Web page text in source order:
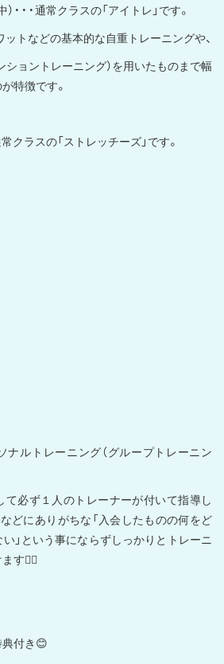
・・・通常クラスの「アイトレ」です。
ットなどの基本的な自重トレーニングや、
ショントレーニング）を用いたものまで幅
特徴です。
クラスの「ストレッチーズ」です。
ナルトレーニング（グループトレーニン
必ず１人のトレーナーが付いて指導し
どにありがちな「入会したものの何をど
」という事にならずしっかりとトレーニ
す🙆‍♂️
典付き😊